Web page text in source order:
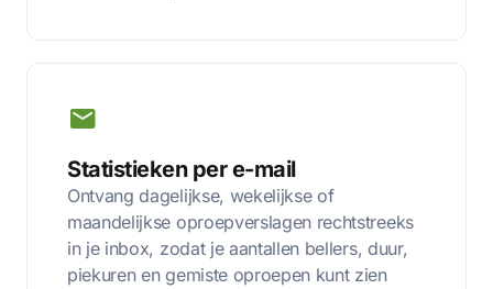
Statistieken per e-mail
Ontvang dagelijkse, wekelijkse of
maandelijkse oproepverslagen rechtstreeks
in je inbox, zodat je aantallen bellers, duur,
piekuren en gemiste oproepen kunt zien